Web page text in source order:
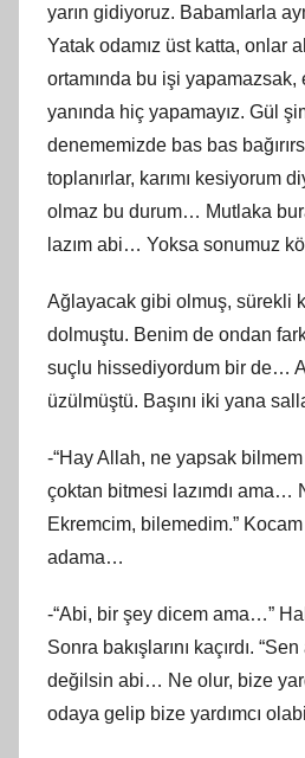
yarın gidiyoruz. Babamlarla
Yatak odamız üst katta, onlar
ortamında bu işi
yanında hiç yapamayız. Gül
denememizde bas bas
toplanırlar, karımı kesiyorum
olmaz bu durum… Mutlaka
lazım abi… Yoksa sonumuz
Ağlayacak gibi olmuş, sürekli
dolmuştu. Benim de ondan
suçlu hissediyordum bir de…
üzülmüştü. Başını iki yana
-“Hay Allah, ne yapsak
çoktan bitmesi lazımdı ama…
Ekremcim, bilemedim.”
adama…
-“Abi, bir şey dicem ama…”
Sonra bakışlarını kaçırdı.
değilsin abi… Ne olur, bize
odaya gelip bize yardımcı